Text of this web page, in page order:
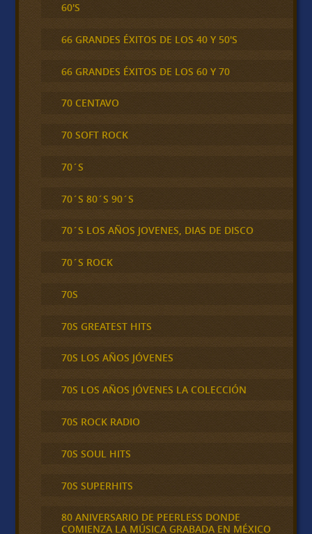
60'S
66 GRANDES ÉXITOS DE LOS 40 Y 50'S
66 GRANDES ÉXITOS DE LOS 60 Y 70
70 CENTAVO
70 SOFT ROCK
70´S
70´S 80´S 90´S
70´S LOS AÑOS JOVENES, DIAS DE DISCO
70´S ROCK
70S
70S GREATEST HITS
70S LOS AÑOS JÓVENES
70S LOS AÑOS JÓVENES LA COLECCIÓN
70S ROCK RADIO
70S SOUL HITS
70S SUPERHITS
80 ANIVERSARIO DE PEERLESS DONDE
COMIENZA LA MÚSICA GRABADA EN MÉXICO